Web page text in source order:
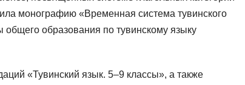
монографию «Временная система тувинского
общего образования по тувинскому языку
«Тувинский язык. 5–9 классы», а также